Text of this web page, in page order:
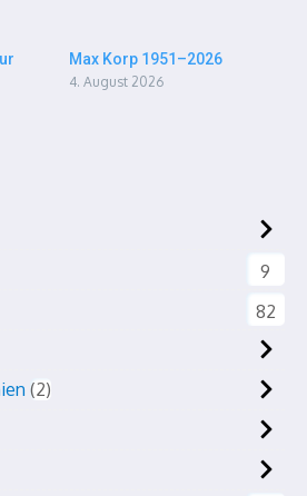
Max Korp 1951–2026
4. August 2026
9
82
2